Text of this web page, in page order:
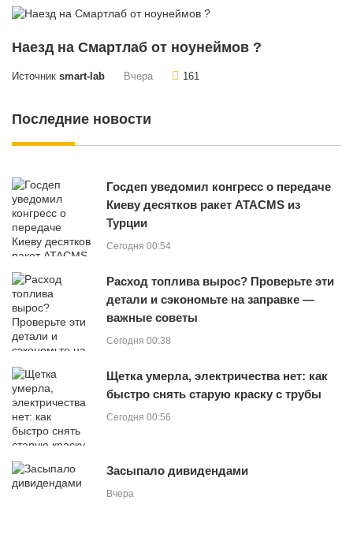
Наезд на Смартлаб от ноунеймов ?
Источник smart-lab Вчера 161
Последние новости
Госдеп уведомил конгресс о передаче
Киеву десятков ракет ATACMS из
Турции
Сегодня 00:54
Расход топлива вырос? Проверьте эти
детали и сэкономьте на заправке —
важные советы
Сегодня 00:38
Щетка умерла, электричества нет: как
быстро снять старую краску с трубы
Сегодня 00:56
Засыпало дивидендами
Вчера